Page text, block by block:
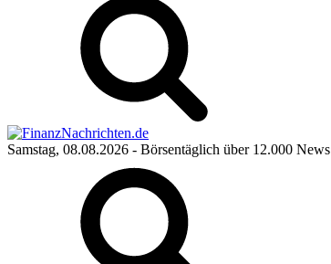
Samstag, 08.08.2026 - Börsentäglich über 12.000 News